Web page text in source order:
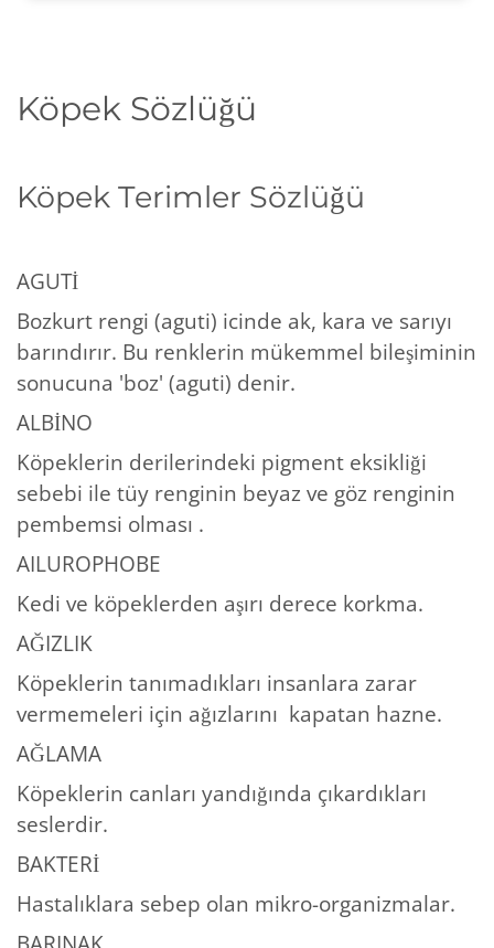
Köpek Sözlüğü
Köpek Terimler Sözlüğü
AGUTİ
Bozkurt rengi (aguti) icinde ak, kara ve sarıyı
barındırır. Bu renklerin mükemmel bileşiminin
sonucuna 'boz' (aguti) denir.
ALBİNO
Köpeklerin derilerindeki pigment eksikliği
sebebi ile tüy renginin beyaz ve göz renginin
pembemsi olması .
AILUROPHOBE
Kedi ve köpeklerden aşırı derece korkma.
AĞIZLIK
Köpeklerin tanımadıkları insanlara zarar
vermemeleri için ağızlarını kapatan hazne.
AĞLAMA
Köpeklerin canları yandığında çıkardıkları
seslerdir.
BAKTERİ
Hastalıklara sebep olan mikro-organizmalar.